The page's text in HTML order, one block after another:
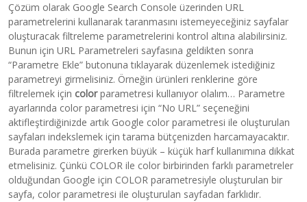
Çözüm olarak Google Search Console üzerinden URL
parametrelerini kullanarak taranmasını istemeyeceğiniz sayfalar
oluşturacak filtreleme parametrelerini kontrol altına alabilirsiniz.
Bunun için URL Parametreleri sayfasına geldikten sonra
“Parametre Ekle” butonuna tıklayarak düzenlemek istediğiniz
parametreyi girmelisiniz. Örneğin ürünleri renklerine göre
filtrelemek için colorparametresi kullanıyor olalım… Parametre
ayarlarında color parametresi için “No URL” seçeneğini
aktifleştirdiğinizde artık Google color parametresi ile oluşturulan
sayfaları indekslemek için tarama bütçenizden harcamayacaktır.
Burada parametre girerken büyük – küçük harf kullanımına dikkat
etmelisiniz. Çünkü COLOR ile color birbirinden farklı parametreler
olduğundan Google için COLOR parametresiyle oluşturulan bir
sayfa, color parametresi ile oluşturulan sayfadan farklıdır.